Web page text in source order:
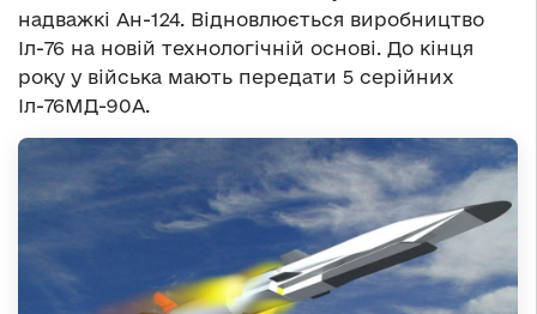
надважкі Ан-124. Відновлюється виробництво
Іл-76 на новій технологічній основі. До кінця
року у війська мають передати 5 серійних
Іл-76МД-90А.